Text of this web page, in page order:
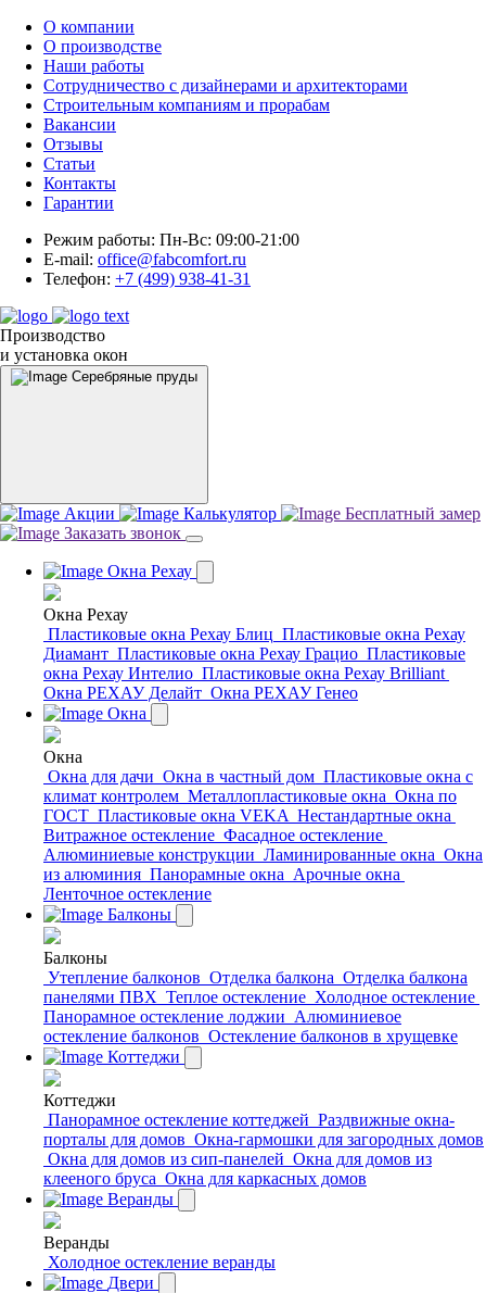
О компании
О производстве
Наши работы
Сотрудничество с дизайнерами и архитекторами
Строительным компаниям и прорабам
Вакансии
Отзывы
Статьи
Контакты
Гарантии
Режим работы: Пн-Вс: 09:00-21:00
E-mail: office@fabcomfort.ru
Телефон: +7 (499) 938-41-31
Производство
и установка окон
Серебряные пруды
Акции Калькулятор
Бесплатный замер
Заказать звонок
Окна Рехау
Окна Рехау
Пластиковые окна Рехау Блиц Пластиковые окна Рехау
Диамант Пластиковые окна Рехау Грацио Пластиковые
окна Рехау Интелио Пластиковые окна Рехау Brilliant
Окна РЕХАУ Делайт Окна РЕХАУ Генео
Окна
Окна
Окна для дачи Окна в частный дом Пластиковые окна с
климат контролем Металлопластиковые окна Окна по
ГОСТ Пластиковые окна VEKA Нестандартные окна
Витражное остекление Фасадное остекление
Алюминиевые конструкции Ламинированные окна Окна
из алюминия Панорамные окна Арочные окна
Ленточное остекление
Балконы
Балконы
Утепление балконов Отделка балкона Отделка балкона
панелями ПВХ Теплое остекление Холодное остекление
Панорамное остекление лоджии Алюминиевое
остекление балконов Остекление балконов в хрущевке
Коттеджи
Коттеджи
Панорамное остекление коттеджей Раздвижные окна-
порталы для домов Окна-гармошки для загородных домов
Окна для домов из сип-панелей Окна для домов из
клееного бруса Окна для каркасных домов
Веранды
Веранды
Холодное остекление веранды
Двери